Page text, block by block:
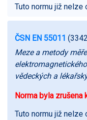
Tuto normu již nelze
ČSN EN 55011
Meze a metody
vědeckých a
Norma byla zrušena
Tuto normu již nelze